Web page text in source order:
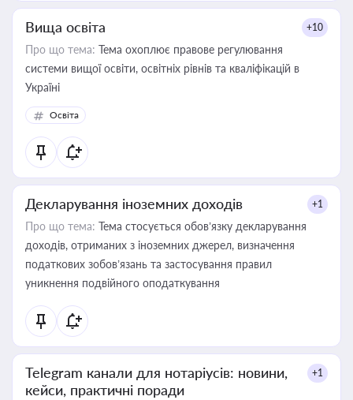
Вища освіта +10
Про що тема: Тема охоплює правове регулювання
системи вищої освіти, освітніх рівнів та кваліфікацій в
Україні
Освіта
Декларування іноземних доходів +1
Про що тема: Тема стосується обов’язку декларування
доходів, отриманих з іноземних джерел, визначення
податкових зобов’язань та застосування правил
уникнення подвійного оподаткування
Telegram канали для нотаріусів: новини,
кейси, практичні поради
+1